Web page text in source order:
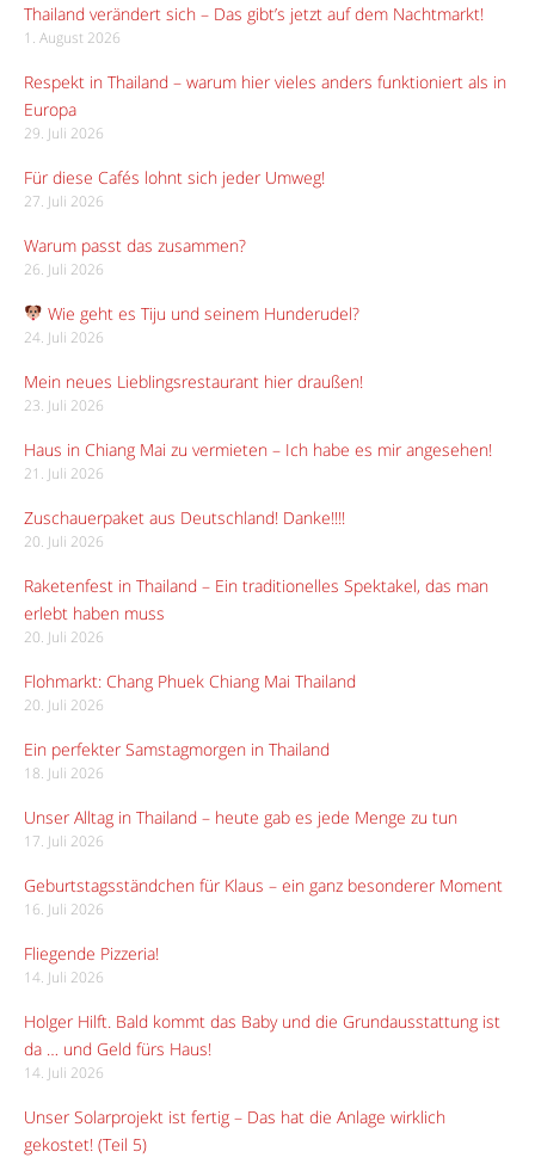
Thailand verändert sich – Das gibt’s jetzt auf dem Nachtmarkt!
1. August 2026
Respekt in Thailand – warum hier vieles anders funktioniert als in
Europa
29. Juli 2026
Für diese Cafés lohnt sich jeder Umweg!
27. Juli 2026
Warum passt das zusammen?
26. Juli 2026
Wie geht es Tiju und seinem Hunderudel?
24. Juli 2026
Mein neues Lieblingsrestaurant hier draußen!
23. Juli 2026
Haus in Chiang Mai zu vermieten – Ich habe es mir angesehen!
21. Juli 2026
Zuschauerpaket aus Deutschland! Danke!!!!
20. Juli 2026
Raketenfest in Thailand – Ein traditionelles Spektakel, das man
erlebt haben muss
20. Juli 2026
Flohmarkt: Chang Phuek Chiang Mai Thailand
20. Juli 2026
Ein perfekter Samstagmorgen in Thailand
18. Juli 2026
Unser Alltag in Thailand – heute gab es jede Menge zu tun
17. Juli 2026
Geburtstagsständchen für Klaus – ein ganz besonderer Moment
16. Juli 2026
Fliegende Pizzeria!
14. Juli 2026
Holger Hilft. Bald kommt das Baby und die Grundausstattung ist
da … und Geld fürs Haus!
14. Juli 2026
Unser Solarprojekt ist fertig – Das hat die Anlage wirklich
gekostet! (Teil 5)